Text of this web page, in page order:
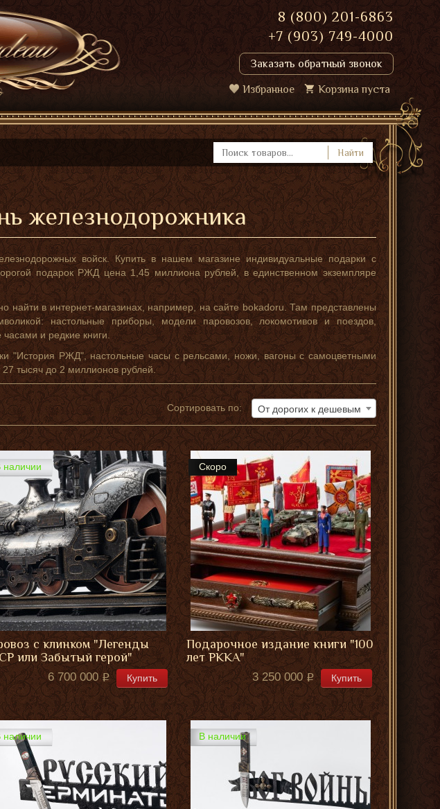
8 (800) 201-6863
+7 (903) 749-4000
Заказать обратный звонок
Избранное Корзина пуста
Найти
железнодорожника
войск. Купить в нашем магазине индивидуальные подарки с
подарок РЖД цена 1,45 миллиона рублей, в единственном экземпляре
найти в интернет-магазинах, например, на сайте bokadoru. Там представлены
настольные приборы, модели паровозов, локомотивов и поездов,
и редкие книги.
"История РЖД", настольные часы с рельсами, ножи, вагоны с самоцветными
тысяч до 2 миллионов рублей.
Сортировать по: От дорогих к дешевым
наличии
с клинком "Легенды
или Забытый герой"
6 700 000 Купить
Скоро
Подарочное издание книги "100
лет РККА"
3 250 000 Купить
наличии В наличии